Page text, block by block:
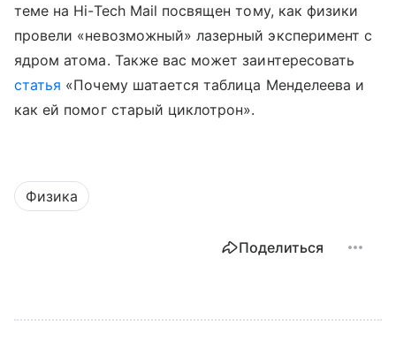
теме на Hi-Tech Mail посвящен тому, как физики
провели «невозможный» лазерный эксперимент с
ядром атома. Также вас может заинтересовать
статья «Почему шатается таблица Менделеева и
как ей помог старый циклотрон».
Физика
Поделиться